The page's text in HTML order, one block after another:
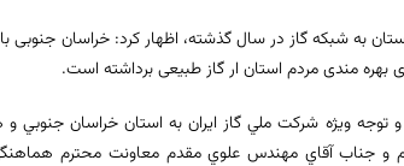
بهره مندی مردم استان ار گاز طبیعی برداشته است.
توجه ويژه شركت ملي گاز ايران به استان خراسان
و جناب آقاي مهندس علوي مقدم معاونت محترم هماهنگي